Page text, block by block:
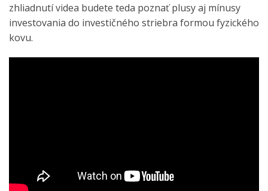
zhliadnutí videa budete teda poznať plusy aj mínusy
investovania do investičného striebra formou fyzického
kovu.